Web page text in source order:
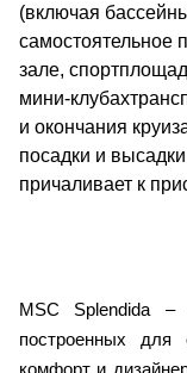
MSC Splendida
построенных для
комфорт и
(включая
самостоятельное
зале,
мини-
и окончания
посадки и
причаливает к